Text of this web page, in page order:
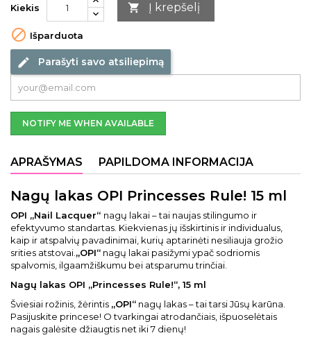
Kiekis  Į krepšelį
 Išparduota
edit Parašyti savo atsiliepimą
NOTIFY ME WHEN AVAILABLE
APRAŠYMAS PAPILDOMA INFORMACIJA
Nagų lakas OPI Princesses Rule! 15 ml
OPI „Nail Lacquer“ nagų lakai – tai naujas stilingumo ir
efektyvumo standartas. Kiekvienas jų išskirtinis ir individualus,
kaip ir atspalvių pavadinimai, kurių aptarinėti nesiliauja grožio
srities atstovai. „OPI“ nagų lakai pasižymi ypač sodriomis
spalvomis, ilgaamžiškumu bei atsparumu trinčiai.
Nagų lakas OPI „Princesses Rule!“, 15 ml
Šviesiai rožinis, žėrintis „OPI“ nagų lakas – tai tarsi Jūsų karūna.
Pasijuskite princese! O tvarkingai atrodančiais, išpuoselėtais
nagais galėsite džiaugtis net iki 7 dienų!